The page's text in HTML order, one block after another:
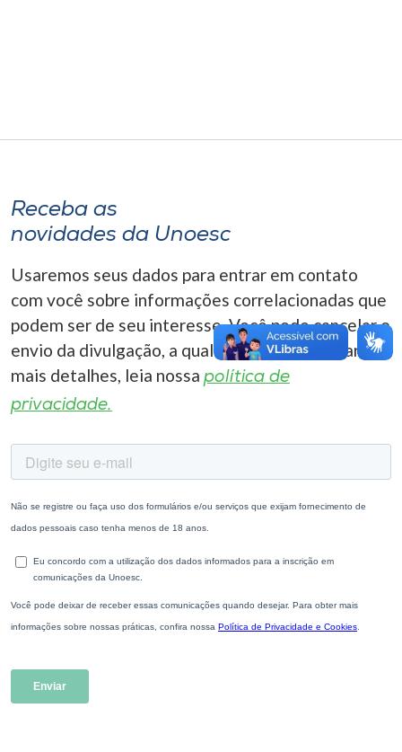
o idioma
A-
Receba as
novidades da Unoesc
Usaremos seus dados para entrar em contato
com você sobre informações correlacionadas que
podem ser de seu interesse. Você pode cancelar o
envio da divulgação, a qualquer momento. Para
mais detalhes, leia nossa política de
privacidade.